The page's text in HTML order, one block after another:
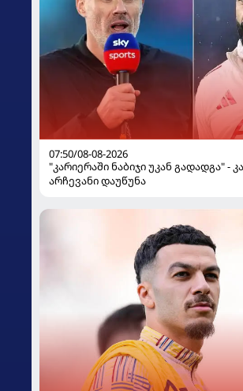
07:50/08-08-2026
"კარიერაში ნაბიჯი უკან გადადგა" -
არჩევანი დაუწუნა